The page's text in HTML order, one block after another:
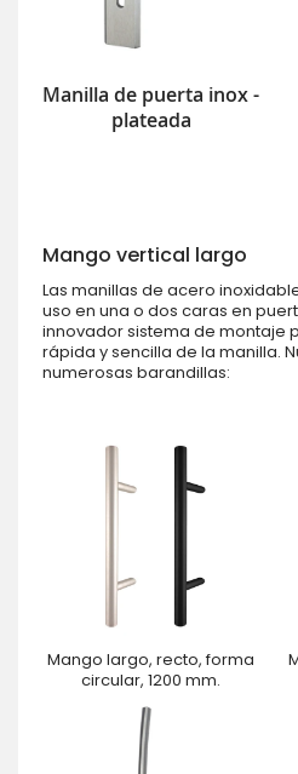
Manilla de puerta inox -
plateada
Mango vertical largo
Las manillas de acero
uso en una o dos caras en
innovador sistema de montaje
rápida y sencilla de la manilla.
numerosas barandillas:
Mango largo, recto, forma
circular, 1200 mm.